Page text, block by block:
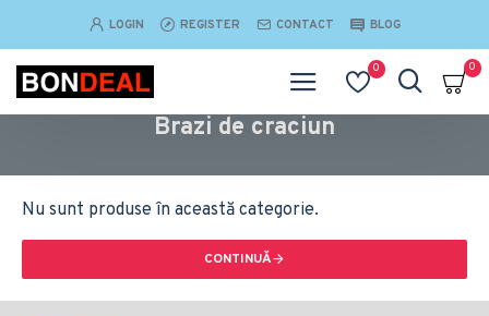
LOGIN REGISTER CONTACT BLOG
0 0
Brazi de craciun
Nu sunt produse în această categorie.
CONTINUĂ